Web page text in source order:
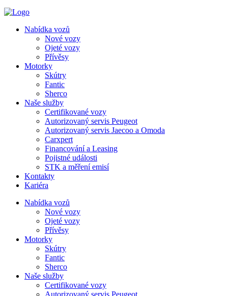
Nabídka vozů
Nové vozy
Ojeté vozy
Přívěsy
Motorky
Skútry
Fantic
Sherco
Naše služby
Certifikované vozy
Autorizovaný servis Peugeot
Autorizovaný servis Jaecoo a Omoda
Carxpert
Financování a Leasing
Pojistné události
STK a měření emisí
Kontakty
Kariéra
Nabídka vozů
Nové vozy
Ojeté vozy
Přívěsy
Motorky
Skútry
Fantic
Sherco
Naše služby
Certifikované vozy
Autorizovaný servis Peugeot